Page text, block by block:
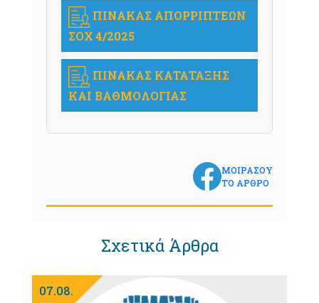
ΠΙΝΑΚΑΣ ΑΠΟΡΡΙΠΤΕΩΝ
ΣΟΧ 4/2025
ΠΙΝΑΚΑΣ ΚΑΤΑΤΑΞΗΣ
ΚΑΙ ΒΑΘΜΟΛΟΓΙΑΣ
ΜΟΙΡΑΣΟΥ
ΤΟ ΑΡΘΡΟ
Σχετικά Άρθρα
07.08.